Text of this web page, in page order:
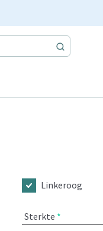
Linkeroog
Sterkte